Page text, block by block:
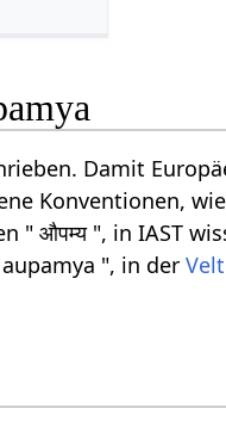
Damit
Konventionen,
" औपम्य ", in IAST
", in der